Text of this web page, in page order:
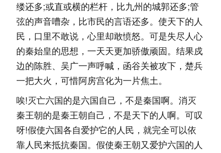
缕还多;或直或横的栏杆，比九州的城郭还多;管
弦的声音嘈杂，比市民的言语还多。使天下的人
民，口里不敢说，心里却敢愤怒。可是失尽人心
的秦始皇的思想，一天天更加骄傲顽固。结果戍
边的陈胜、吴广一声呼喊，函谷关被攻下，楚兵
一把大火，可惜阿房宫化为一片焦土。
唉!灭亡六国的是六国自己，不是秦国啊。消灭
秦王朝的是秦王朝自己，不是天下的人啊。可叹
呀!假使六国各自爱护它的人民，就完全可以依
靠人民来抵抗秦国。假使秦王朝又爱护六国的人